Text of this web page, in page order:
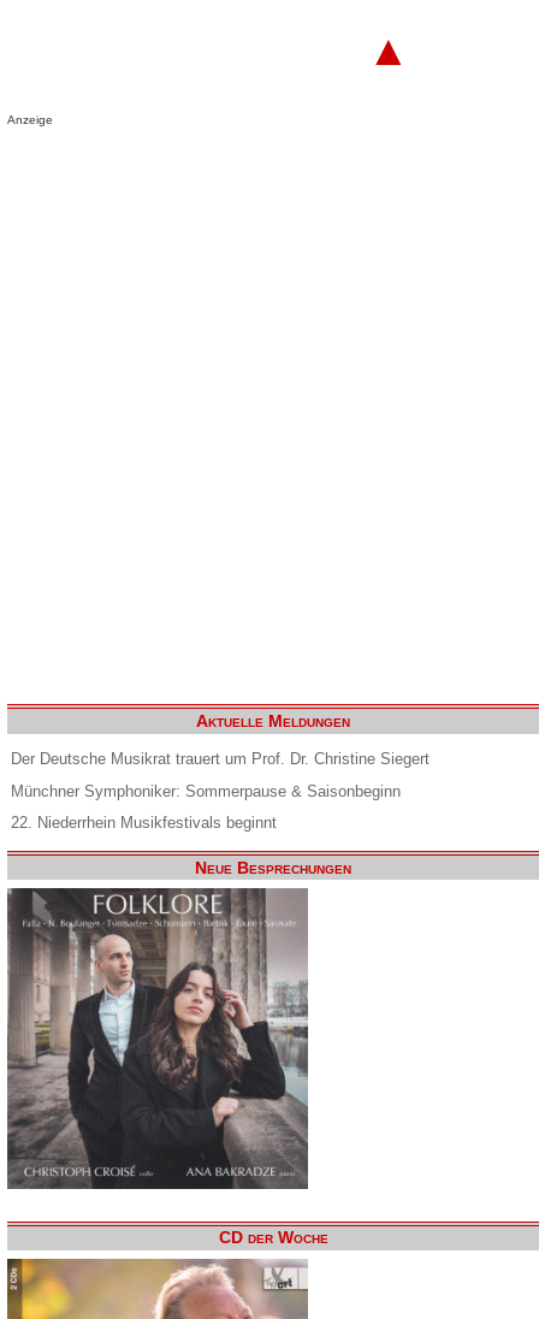
▲
Anzeige
Aktuelle Meldungen
Der Deutsche Musikrat trauert um Prof. Dr. Christine Siegert
Münchner Symphoniker: Sommerpause & Saisonbeginn
22. Niederrhein Musikfestivals beginnt
Neue Besprechungen
CD der Woche